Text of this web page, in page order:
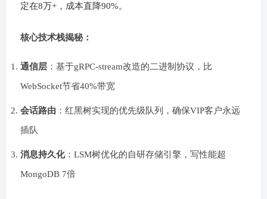
定在8万+，成本直降90%。
核心技术栈揭秘：
通信层 ：基于gRPC-stream改造的二进制协议，比
WebSocket节省40%带宽
会话路由 ：红黑树实现的优先级队列，确保VIP客户永远
插队
消息持久化：LSM树优化的自研存储引擎，写性能超
MongoDB 7倍